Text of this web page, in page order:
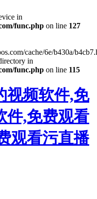
in
func.php on line 127
cache/6e/b430a/
in
func.php on line 115
视频软件,免
件,免费观看
观看污直播